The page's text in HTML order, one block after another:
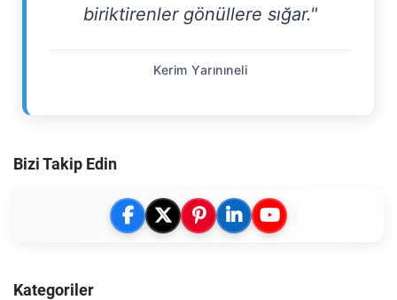
biriktirenler gönüllere sığar."
Kerim Yarınıneli
Bizi Takip Edin
Kategoriler